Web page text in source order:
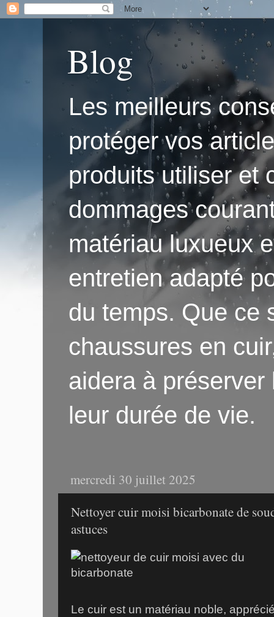
Blog
Les meilleurs
protéger vos
produits utiliser et
dommages
matériau luxueux
entretien adapté
du temps. Que ce
chaussures en
aidera à
leur durée de vie.
mercredi 30 juillet 2025
Nettoyer cuir moisi bicarbonate de
astuces
Le cuir est un matériau noble,